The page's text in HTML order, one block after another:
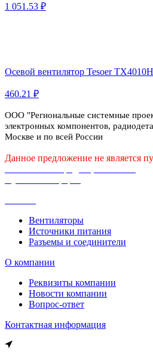
1 051.53 ₽
Осевой вентилятор Tesoer
460.21 ₽
ООО "Региональные системные
электронных компонентов,
Москве и по всей России
Данное предложение не является
Вентиляторы
Источники питания
Разъемы и соединители
О компании
Реквизиты компании
Новости компании
Вопрос-ответ
Контактная информация